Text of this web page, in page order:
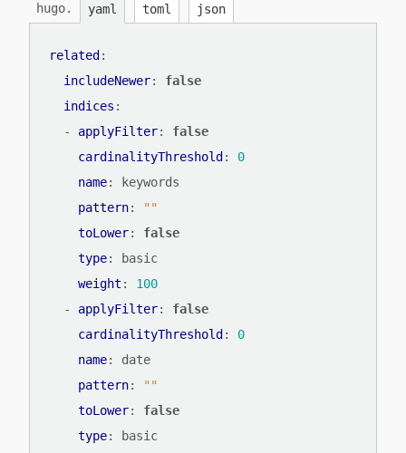
hugo. yaml toml json
related :
includeNewer:
false
indices :
- applyFilter:
false
cardinalityThreshold :
0
name:
keywords
pattern:
""
toLower:
false
type:
basic
weight :
100
- applyFilter:
false
cardinalityThreshold :
0
name:
date
pattern:
""
toLower:
false
type:
basic